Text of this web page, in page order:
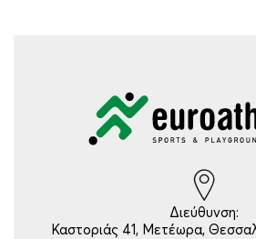
Διεύθυνση:
Καστοριάς 41, Μετέωρα,